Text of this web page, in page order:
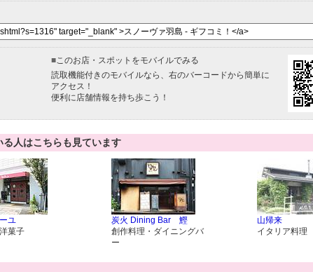
■このお店・スポットをモバイルでみる
読取機能付きのモバイルなら、右のバーコードから簡単に
アクセス！
便利に店舗情報を持ち歩こう！
人はこちらも見ています
ユ
菓子
炭火 Dining Bar 鰹
創作料理・ダイニングバ
ー
山帰来
イタリア料理